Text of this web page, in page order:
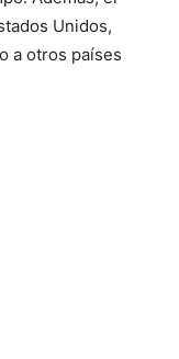
Unidos,
a otros países